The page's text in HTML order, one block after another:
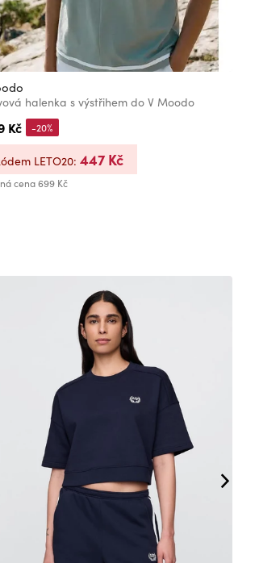
halenka s výstřihem do V Moodo
Kč
cena699 Kč
-20%
LETO20: 447 Kč